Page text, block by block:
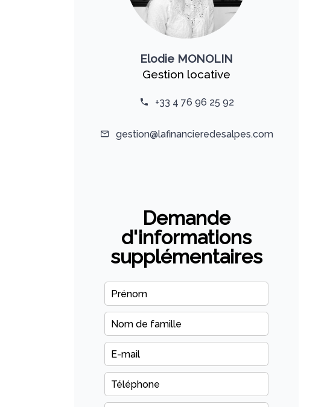
Elodie MONOLIN
Gestion locative
+33 4 76 96 25 92
gestion@lafinancieredesalpes.com
Demande
d'informations
supplémentaires